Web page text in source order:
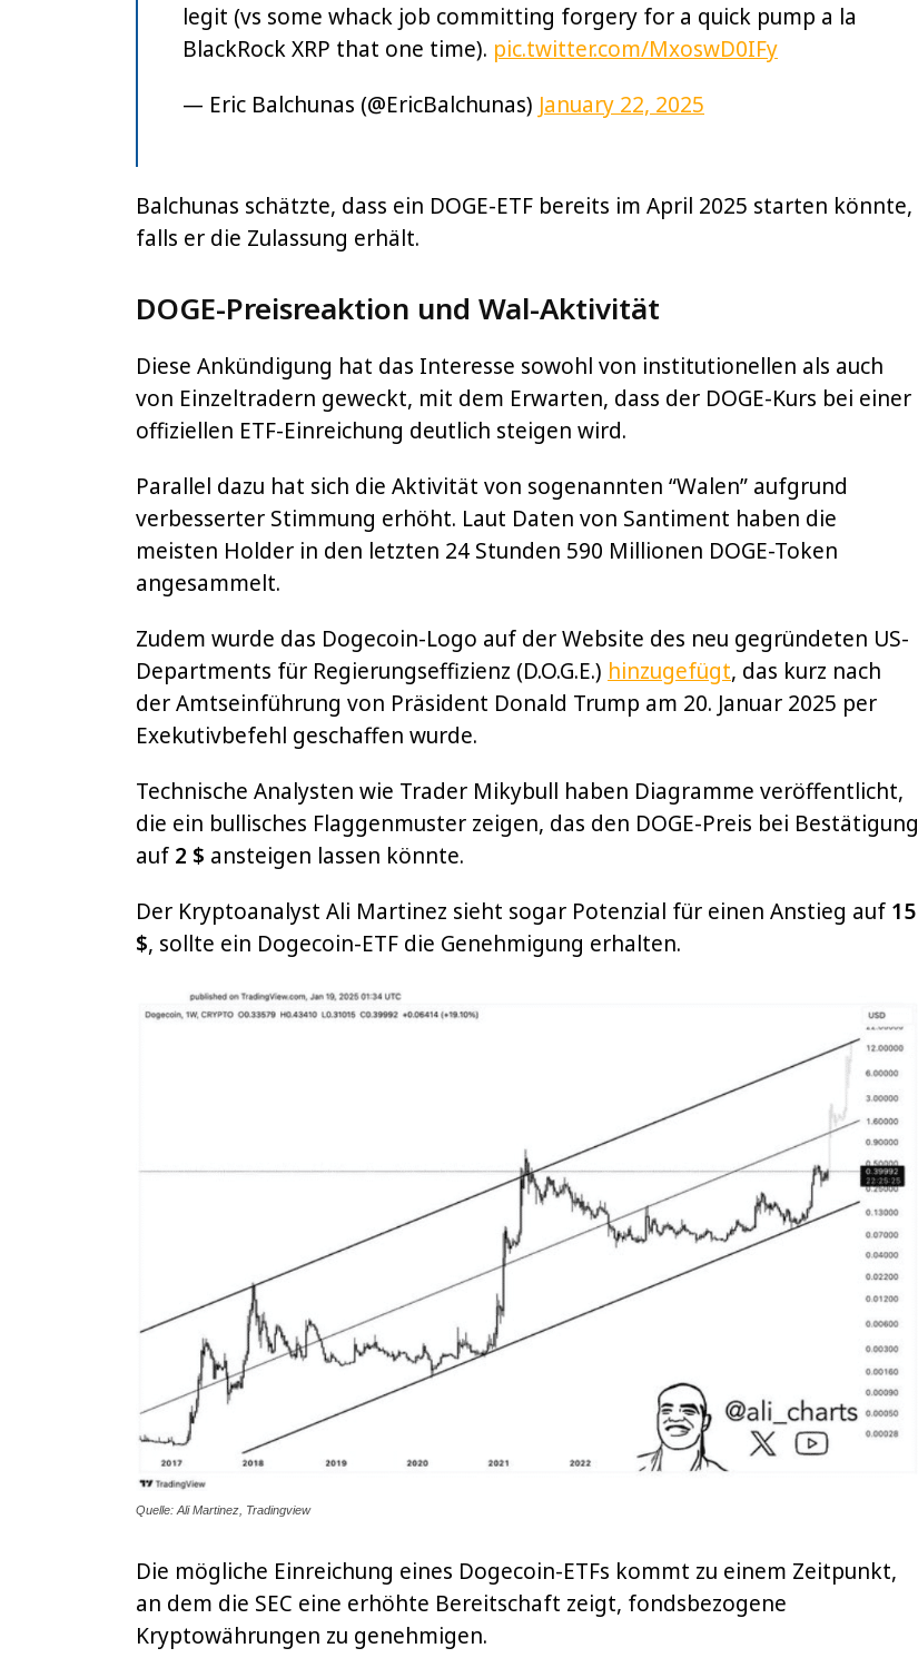
legit (vs some whack job committing forgery for a quick pump a la
BlackRock XRP that one time). pic.twitter.com/MxoswD0IFy
— Eric Balchunas (@EricBalchunas) January 22, 2025
Balchunas schätzte, dass ein DOGE-ETF bereits im April 2025 starten könnte,
falls er die Zulassung erhält.
DOGE-Preisreaktion und Wal-Aktivität
Diese Ankündigung hat das Interesse sowohl von institutionellen als auch
von Einzeltradern geweckt, mit dem Erwarten, dass der DOGE-Kurs bei einer
offiziellen ETF-Einreichung deutlich steigen wird.
Parallel dazu hat sich die Aktivität von sogenannten “Walen” aufgrund
verbesserter Stimmung erhöht. Laut Daten von Santiment haben die
meisten Holder in den letzten 24 Stunden 590 Millionen DOGE-Token
angesammelt.
Zudem wurde das Dogecoin-Logo auf der Website des neu gegründeten US-
Departments für Regierungseffizienz (D.O.G.E.) hinzugefügt, das kurz nach
der Amtseinführung von Präsident Donald Trump am 20. Januar 2025 per
Exekutivbefehl geschaffen wurde.
Technische Analysten wie Trader Mikybull haben Diagramme veröffentlicht,
die ein bullisches Flaggenmuster zeigen, das den DOGE-Preis bei Bestätigung
auf 2 $ ansteigen lassen könnte.
Der Kryptoanalyst Ali Martinez sieht sogar Potenzial für einen Anstieg auf 15
$, sollte ein Dogecoin-ETF die Genehmigung erhalten.
Quelle: Ali Martinez, Tradingview
Die mögliche Einreichung eines Dogecoin-ETFs kommt zu einem Zeitpunkt,
an dem die SEC eine erhöhte Bereitschaft zeigt, fondsbezogene
Kryptowährungen zu genehmigen.